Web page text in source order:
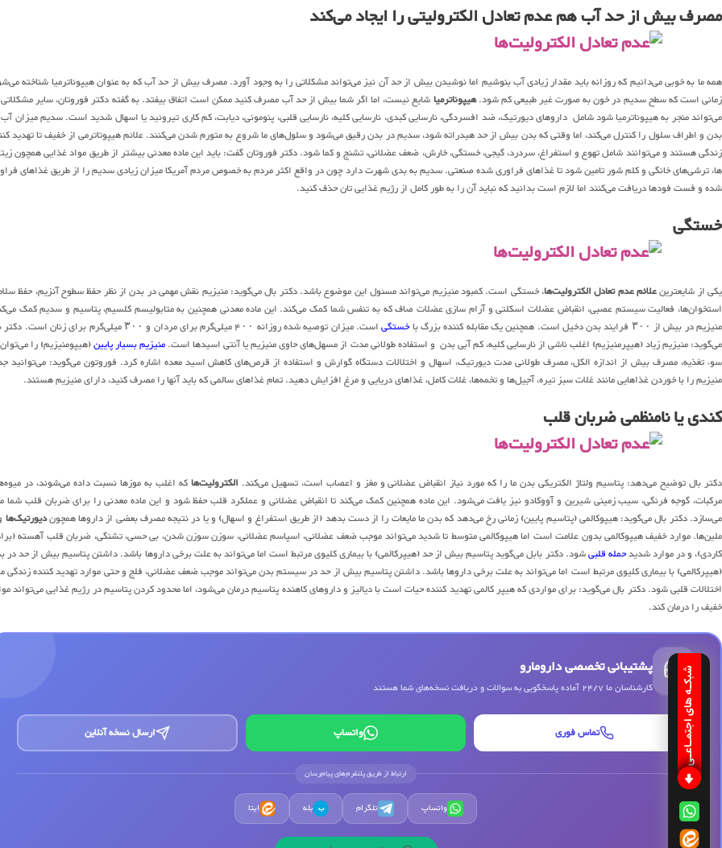
مصرف بیش از حد آب هم عدم تعادل الکترولیتی را ایجاد می‌کند
همه ما به خوبی می‌دانیم که روزانه باید مقدار زیادی آب بنوشیم اما نوشیدن بیش از حد آن نیز می‌تواند مشکلاتی را به وجود آورد. مصرف بیش از حد آب که به عنوان هیپوناترمیا شناخته
زمانی است که سطح سدیم در خون به صورت غیر طبیعی کم شود.هیپوناترمیاشایع نیست، اما اگر شما بیش از حد آب مصرف کنید ممکن است اتفاق بیفتد. به گفته دکتر فوروتان، سایر
می‌تواند منجر به هیپوناترمیا شود شامل داروهای دیورتیک، ضد افسردگی، نارسایی کبدی، نارسایی کلیه، نارسایی قلبی، پنومونی، دیابت، کم کاری تیروئید یا اسهال شدید است. سدیم میزان
بدن و اطراف سلول را کنترل می‌کند، اما وقتی که بدن بیش از حد هیدراته شود، سدیم در بدن رقیق می‌شود و سلول‌های ما شروع به متورم شدن می‌کنند. علائم هیپوتاترمی از خفیف تا تهدید
زندگی هستند و می‌توانند شامل تهوع و استفراغ، سردرد، گیجی، خستگی، خارش، ضعف عضلانی، تشنج و کما شود. دکتر فوروتان گفت: باید این ماده معدنی بیشتر از طریق مواد غذایی همچون
ها، ترشی‌های خانگی و کلم شور تامین شود تا غذاهای فراوری شده صنعتی. سدیم به بدی شهرت دارد چون در واقع اکثر مردم به خصوص مردم آمریکا میزان زیادی سدیم را از طریق غذاهای
شده و فست فودها دریافت می‌کنند اما لازم است بدانید که نباید آن را به طور کامل از رژیم غذایی تان حذف کنید.
خستگی
یکی از شایعترینعلائم عدم تعادل الکترولیت‌ها، خستگی است. کمبود منیزیم می‌تواند مسئول این موضوع باشد. دکتر بال می‌گوید: منیزیم نقش مهمی در بدن از نظر حفظ سطوح آنزیم، حفظ
استخوان‌ها، فعالیت سیستم عصبی، انقباض عضلات اسکلتی و آرام سازی عضلات صاف که به تنفس شما کمک می‌کند. این ماده معدنی همچنین به متابولیسم کلسیم، پتاسیم و سدیم کمک
منیزیم در بیش از ۳۰۰ فرایند بدن دخیل است. همچنین یک مقابله کننده بزرگ با
خستگی
است. میزان توصیه شده روزانه ۴۰۰ میلی‌گرم برای مردان و ۳۰۰ میلی‌گرم برای زنان
می‌گوید: منیزیم زیاد (هیپرمنیزیم) اغلب ناشی از نارسایی کلیه، کم آبی بدن و استفاده طولانی مدت از مسهل‌های حاوی منیزیم یا آنتی اسیدها است.منیزیم بسیار پایین(هیپومنیزیم) را
سوء تغذیه، مصرف بیش از اندازه الکل، مصرف طولانی مدت دیورتیک، اسهال و اختلالات دستگاه گوارش و استفاده از قرص‌های کاهش اسید معده اشاره کرد. فوروتون می‌گوید: می‌توانید
منیزیم را با خوردن غذاهایی مانند غلات سبز تیره، آجیل‌ها و تخمه‌ها، غلات کامل، غذاهای دریایی و مرغ افزایش دهید. تمام غذاهای سالمی که باید آنها را مصرف کنید، دارای منیزیم هستند.
کندی یا نامنظمی ضربان قلب
دکتر بال توضیح می‌دهد: پتاسیم ولتاژ الکتریکی بدن ما را که مورد نیاز انقباض عضلانی و مغز و اعصاب است، تسهیل می‌کند. الکترولیت‌هاکه اغلب به موزها نسبت داده می‌شوند، در
مرکبات، گوجه فرنگی، سیب زمینی شیرین و آووکادو نیز یافت می‌شود. این ماده همچنین کمک می‌کند تا انقباض عضلانی و عملکرد قلب حفظ شود و این ماده معدنی را برای ضربان قلب شما
می‌سازد. دکتر بال می‌گوید: هیپوکالمی (پتاسیم پایین) زمانی رخ می‌دهد که بدن ما مایعات را از دست بدهد (از طریق استفراغ و اسهال) و یا در نتیجه مصرف بعضی از داروها همچوندیورتیک‌ها
ملین‌ها. موارد خفیف هیپوکالمی بدون علامت است اما هیپوکالمی متوسط تا شدید می‌تواند موجب ضعف عضلانی، اسپاسم عضلانی، سوزن سوزن شدن، بی حسی، تشنگی، ضربان قلب آهسته
کاردی)، و در موارد شدیدحمله قلبیشود. دکتر بابل می‌گوید پتاسیم بیش از حد (هیپرکالمی) با بیماری کلیوی مرتبط است اما می‌تواند به علت برخی داروها باشد. داشتن پتاسیم بیش از حد در
(هیپرکالمی) با بیماری کلیوی مرتبط است اما می‌تواند به علت برخی داروها باشد. داشتن پتاسیم بیش از حد در سیستم بدن می‌تواند موجب ضعف عضلانی، فلج و حتی موارد تهدید کننده زندگی
اختلالات قلبی شود. دکتر بال می‌گوید: برای مواردی که هیپر کالمی تهدید کننده حیات است با دیالیز و داروهای کاهنده پتاسیم درمان می‌شود، اما محدود کردن پتاسیم در رژیم غذایی می‌تواند
خفیف را درمان کند.
پشتیبانی تخصصی دارومارو
کارشناسان ما 24/7 آماده پاسخگویی به سوالات و دریافت نسخه‌های شما هستند
تماس فوری واتساپ ارسال نسخه آنلاین
ارتباط از طریق پلتفرم‌های پیام‌رسان
واتساپ تلگرام ب بله ایتا
شبکـه های اجتمـاعـی